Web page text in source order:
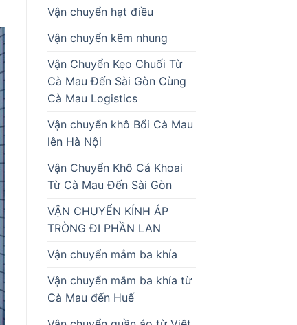
Vận chuyển hạt điều
Vận chuyển kẽm nhung
Vận Chuyển Kẹo Chuối Từ
Cà Mau Đến Sài Gòn Cùng
Cà Mau Logistics
Vận chuyển khô Bổi Cà Mau
lên Hà Nội
Vận Chuyển Khô Cá Khoai
Từ Cà Mau Đến Sài Gòn
VẬN CHUYỂN KÍNH ÁP
TRÒNG ĐI PHẦN LAN
Vận chuyển mắm ba khía
Vận chuyển mắm ba khía từ
Cà Mau đến Huế